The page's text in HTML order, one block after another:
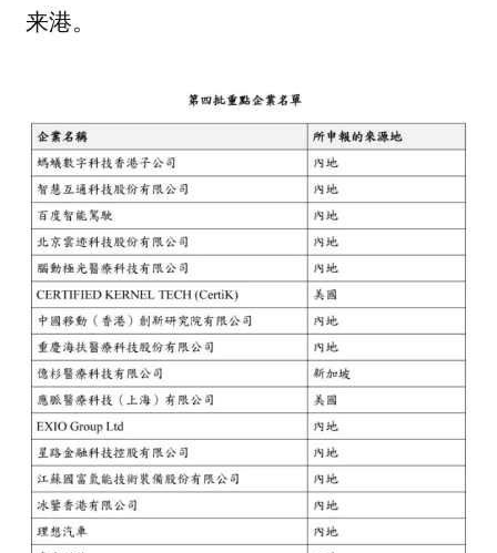
来港。